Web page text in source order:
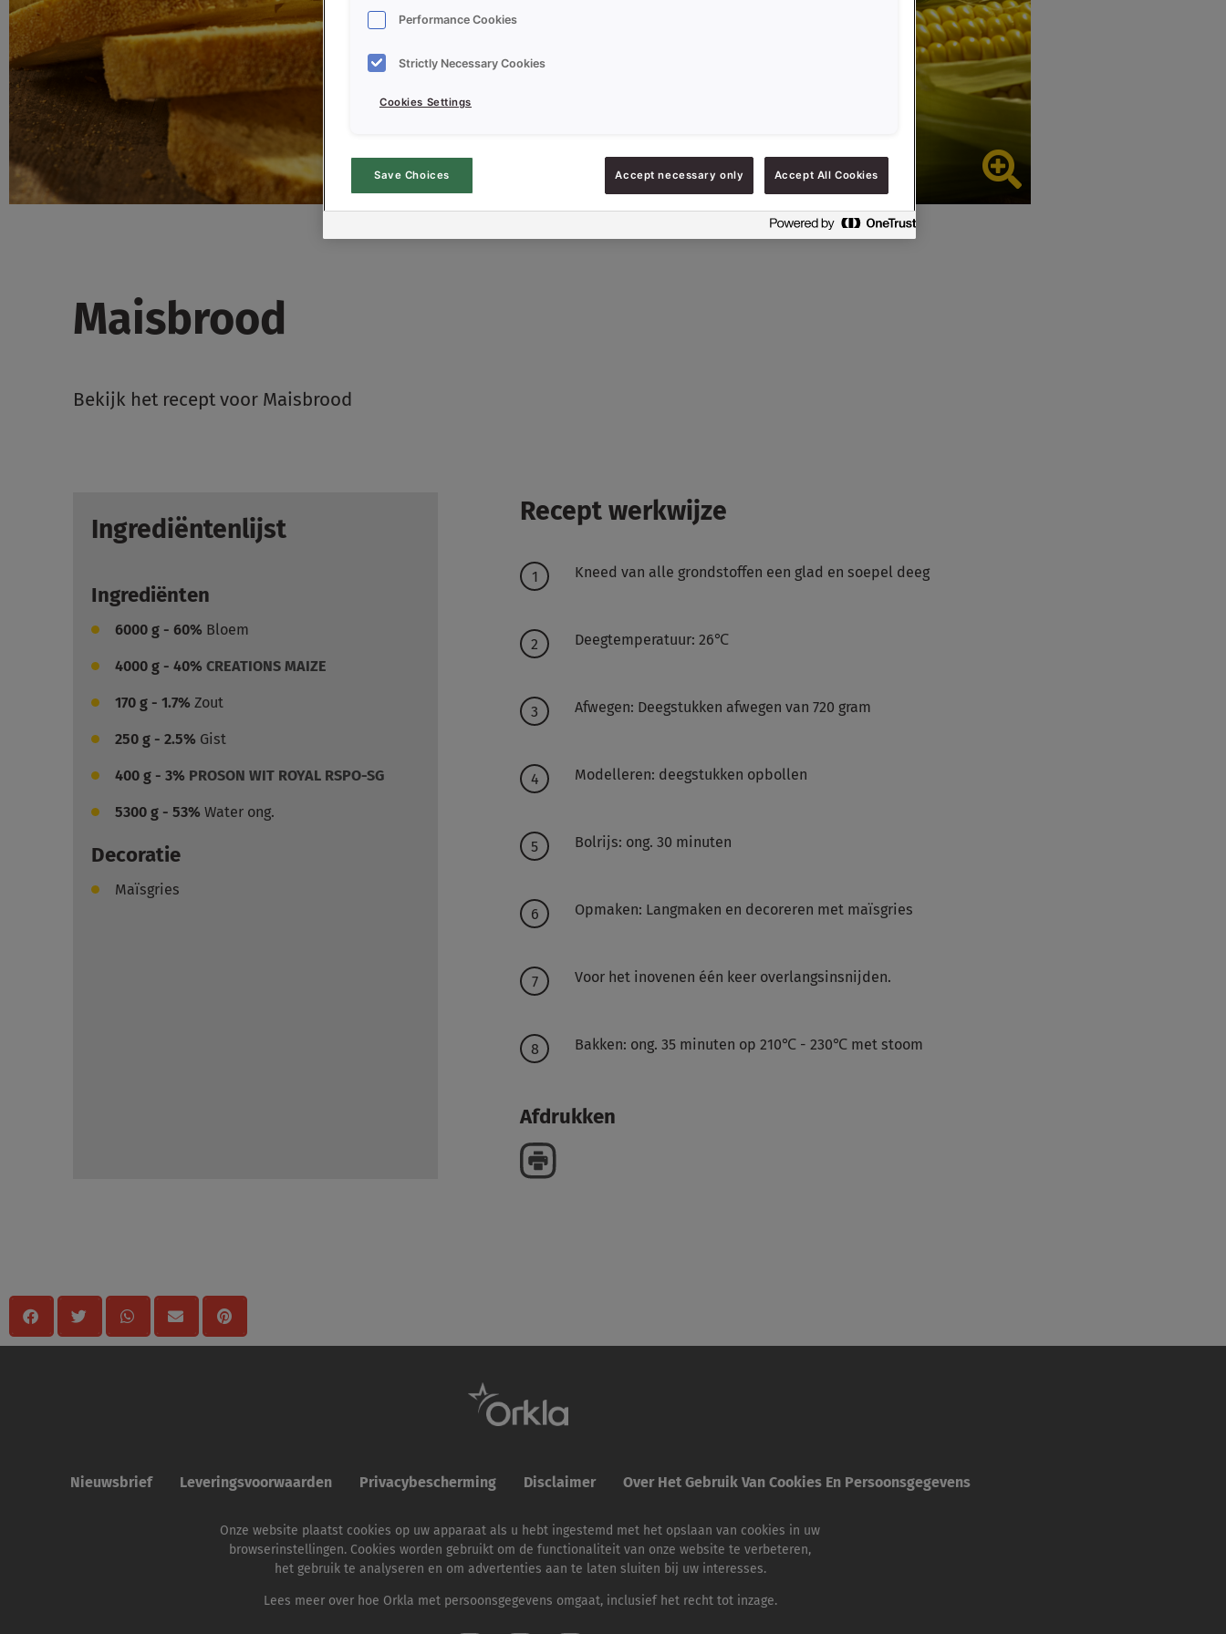
Maisbrood
Bekijk het recept voor Maisbrood
Ingrediëntenlijst
Ingrediënten
6000 g - 60% Bloem
4000 g - 40% CREATIONS MAIZE
170 g - 1.7% Zout
250 g - 2.5% Gist
400 g - 3% PROSON WIT ROYAL RSPO-SG
5300 g - 53% Water ong.
Decoratie
Maïsgries
Recept werkwijze
Kneed van alle grondstoffen een glad en soepel deeg
Deegtemperatuur: 26℃
Afwegen: Deegstukken afwegen van 720 gram
Modelleren: deegstukken opbollen
Bolrijs: ong. 30 minuten
Opmaken: Langmaken en decoreren met maïsgries
Voor het inovenen één keer overlangsinsnijden.
Bakken: ong. 35 minuten op 210℃ - 230℃ met stoom
Afdrukken
Nieuwsbrief Leveringsvoorwaarden Privacybescherming Disclaimer Over Het Gebruik Van Cookies En Persoonsgegevens
Onze website plaatst cookies op uw apparaat als u hebt ingestemd met het opslaan van cookies in uw
browserinstellingen. Cookies worden gebruikt om de functionaliteit van onze website te verbeteren,
het gebruik te analyseren en om advertenties aan te laten sluiten bij uw interesses.
Lees meer over hoe Orkla met persoonsgegevens omgaat, inclusief het recht tot inzage.
Performance Cookies
Strictly Necessary Cookies
Cookies Settings
Save Choices Accept necessary only Accept All Cookies